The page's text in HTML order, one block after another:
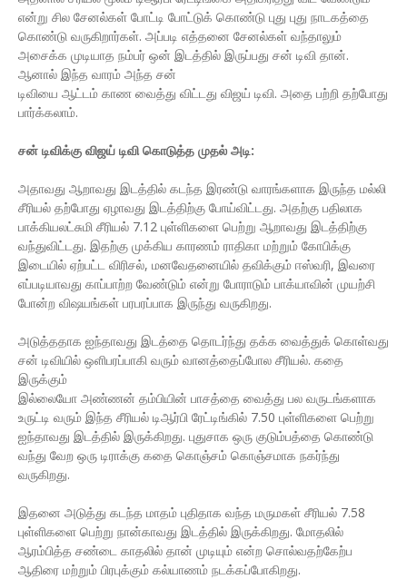
என்று சில சேனல்கள் போட்டி போட்டுக் கொண்டு புது புது நாடகத்தை
கொண்டு வருகிறார்கள். அப்படி எத்தனை சேனல்கள் வந்தாலும்
அசைக்க முடியாத நம்பர் ஒன் இடத்தில் இருப்பது சன் டிவி தான்.
ஆனால் இந்த வாரம் அந்த சன்
டிவியை ஆட்டம் காண வைத்து விட்டது விஜய் டிவி. அதை பற்றி தற்போது
பார்க்கலாம்.
சன் டிவிக்கு விஜய் டிவி கொடுத்த முதல் அடி:
அதாவது ஆறாவது இடத்தில் கடந்த இரண்டு வாரங்களாக இருந்த மல்லி
சீரியல் தற்போது ஏழாவது இடத்திற்கு போய்விட்டது. அதற்கு பதிலாக
பாக்கியலட்சுமி சீரியல் 7.12 புள்ளிகளை பெற்று ஆறாவது இடத்திற்கு
வந்துவிட்டது. இதற்கு முக்கிய காரணம் ராதிகா மற்றும் கோபிக்கு
இடையில் ஏற்பட்ட விரிசல், மனவேதனையில் தவிக்கும் ஈஸ்வரி, இவரை
எப்படியாவது காப்பாற்ற வேண்டும் என்று போராடும் பாக்யாவின் முயற்சி
போன்ற விஷயங்கள் பரபரப்பாக இருந்து வருகிறது.
அடுத்ததாக ஐந்தாவது இடத்தை தொடர்ந்து தக்க வைத்துக் கொள்வது
சன் டிவியில் ஒளிபரப்பாகி வரும் வானத்தைப்போல சீரியல். கதை
இருக்கும்
இல்லையோ அண்ணன் தம்பியின் பாசத்தை வைத்து பல வருடங்களாக
உருட்டி வரும் இந்த சீரியல் டிஆர்பி ரேட்டிங்கில் 7.50 புள்ளிகளை பெற்று
ஐந்தாவது இடத்தில் இருக்கிறது. புதுசாக ஒரு குடும்பத்தை கொண்டு
வந்து வேற ஒரு டிராக்கு கதை கொஞ்சம் கொஞ்சமாக நகர்ந்து
வருகிறது.
இதனை அடுத்து கடந்த மாதம் புதிதாக வந்த மருமகள் சீரியல் 7.58
புள்ளிகளை பெற்று நான்காவது இடத்தில் இருக்கிறது. மோதலில்
ஆரம்பித்த சண்டை காதலில் தான் முடியும் என்ற சொல்வதற்கேற்ப
ஆதிரை மற்றும் பிரபுக்கும் கல்யாணம் நடக்கப்போகிறது.